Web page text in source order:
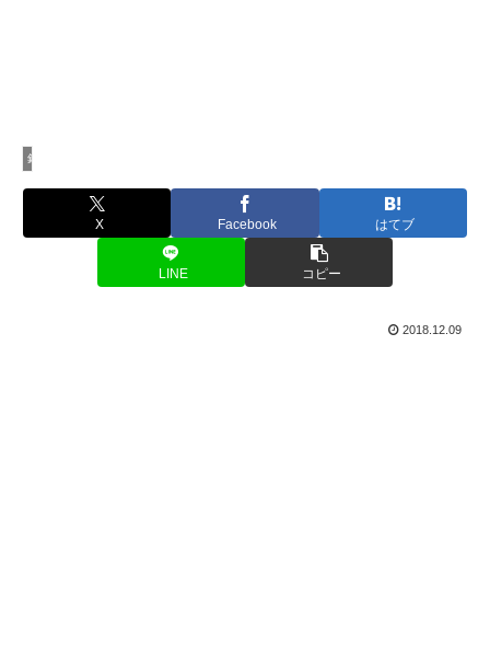
釣行記
X Facebook はてブ
LINE コピー
2018.12.09